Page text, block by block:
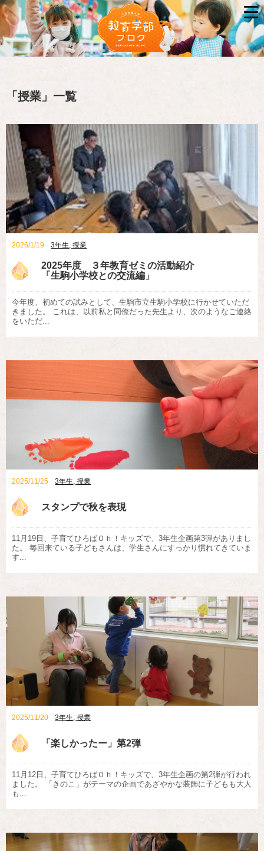
「 授業 」 一覧
2026/1/19 3年生,授業
2025年度 ３年教育ゼミの活動紹介
「生駒小学校との交流編」
今年度、初めての試みとして、生駒市立生駒小学校に行かせていただ
きました。 これは、以前私と同僚だった先生より、次のようなご連絡
をいただ...
2025/11/25 3年生,授業
スタンプで秋を表現
11月19日、子育てひろばＯｈ！キッズで、3年生企画第3弾がありまし
た。 毎回来ている子どもさんは、学生さんにすっかり慣れてきていま
す...
2025/11/20 3年生,授業
「楽しかったー」第2弾
11月12日、子育てひろばＯｈ！キッズで、3年生企画の第2弾が行われ
ました。 「きのこ」がテーマの企画であざやかな装飾に子どもも大人
も...